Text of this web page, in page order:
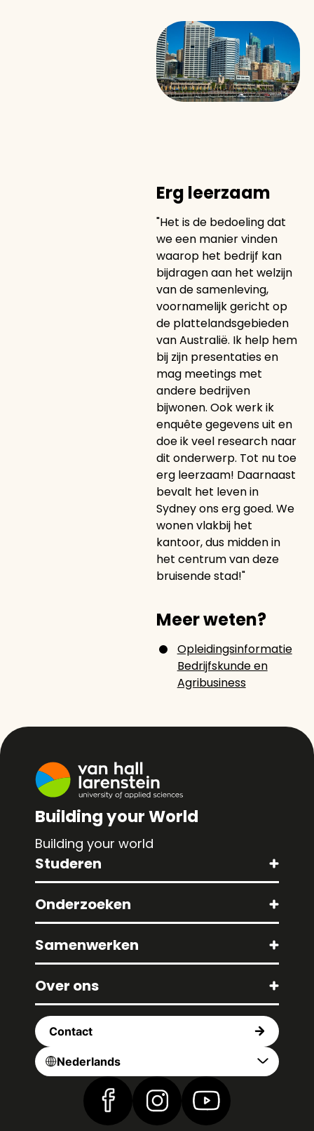
Erg leerzaam
"Het is de bedoeling dat
we een manier vinden
waarop het bedrijf kan
bijdragen aan het welzijn
van de samenleving,
voornamelijk gericht op
de plattelandsgebieden
van Australië. Ik help hem
bij zijn presentaties en
mag meetings met
andere bedrijven
bijwonen. Ook werk ik
enquête gegevens uit en
doe ik veel research naar
dit onderwerp. Tot nu toe
erg leerzaam! Daarnaast
bevalt het leven in
Sydney ons erg goed. We
wonen vlakbij het
kantoor, dus midden in
het centrum van deze
bruisende stad!"
Meer weten?
Opleidingsinformatie
Bedrijfskunde en
Agribusiness
Building your World
Building your world
Studeren
Onderzoeken
Samenwerken
Over ons
Contact
Nederlands
Vind ons op Facebook
Vind ons op Instagram
Vind ons op